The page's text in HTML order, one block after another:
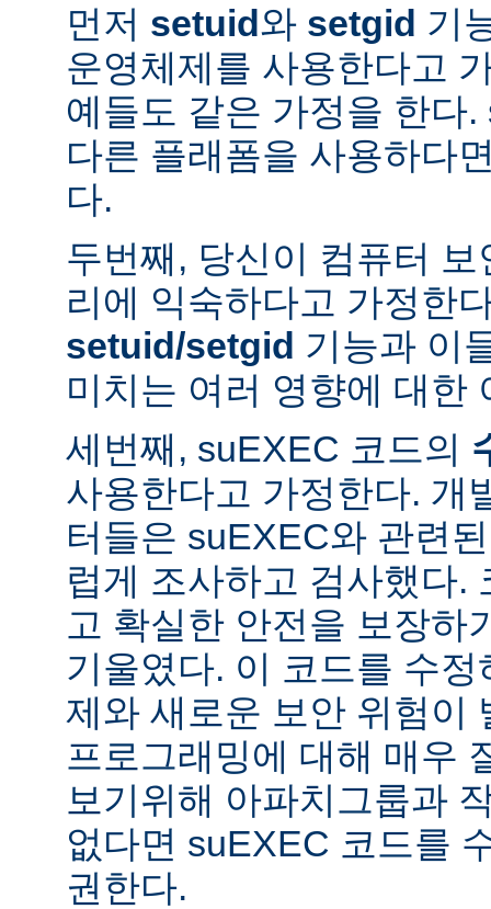
먼저 setuid와 setgid 기
운영체제를 사용한다고
예들도 같은 가정을 한다
다른 플래폼을 사용하다
다.
두번째, 당신이 컴퓨터
리에 익숙하다고 가정한
setuid/setgid 기능과 이
미치는 여러 영향에 대한
세번째, suEXEC 코드의
사용한다고 가정한다. 개
터들은 suEXEC와 관련
럽게 조사하고 검사했다.
고 확실한 안전을 보장하
기울였다. 이 코드를 수
제와 새로운 보안 위험이
프로그래밍에 대해 매우
보기위해 아파치그룹과
없다면 suEXEC 코드를
권한다.